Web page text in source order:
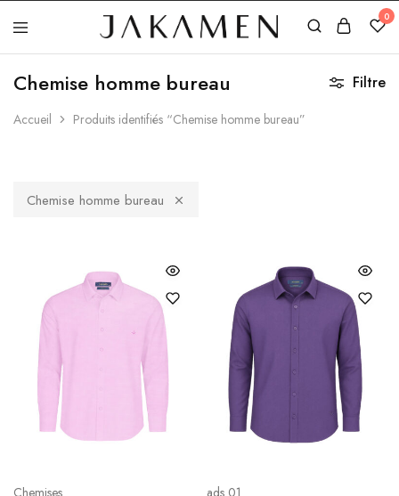
Jakamen
Algérie
0
Chemise homme bureau
Accueil Produits identifiés “Chemise homme bureau”
Filtre
Chemise homme bureau